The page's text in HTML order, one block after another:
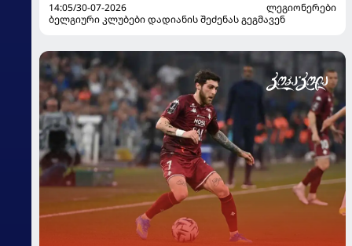
14:05/30-07-2026
ᲚᲔᲒᲘᲝᲜᲔᲠᲔᲑᲘ
ბელგიური კლუბები დადიანის შეძენას გეგმავენ